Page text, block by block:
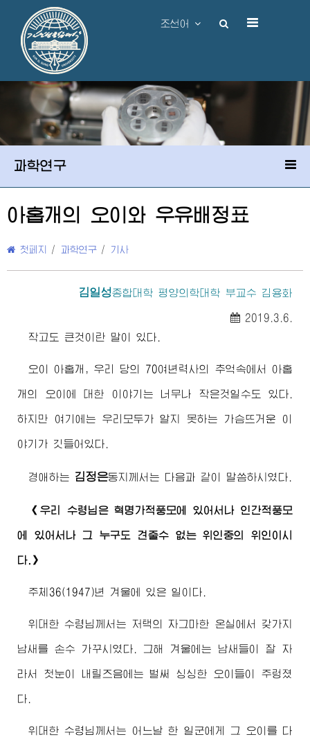
조선어
과학연구
아홉개의 오이와 우유배정표
첫페지 / 과학연구 / 기사
김일성종합대학 평양의학대학 부교수 김용화
2019.3.6.
작고도 큰것이란 말이 있다.
오이 아홉개, 우리 당의 70여년력사의 추억속에서 아홉
개의 오이에 대한 이야기는 너무나 작은것일수도 있다.
하지만 여기에는 우리모두가 알지 못하는 가슴뜨거운 이
야기가 깃들어있다.
경애하는 김정은동지 께서는 다음과 같이 말씀하시였다.
《우리 수령님 은 혁명가적풍모에 있어서나 인간적풍모
에 있어서나 그 누구도 견줄수 없는 위인중의 위인이시
다.》
주체36(1947)년 겨울에 있은 일이다.
위대한 수령님 께서는 저택의 자그마한 온실에서 갖가지
남새를 손수 가꾸시였다. 그해 겨울에는 남새들이 잘 자
라서 첫눈이 내릴즈음에는 벌써 싱싱한 오이들이 주렁졌
다.
위대한 수령님 께서는 어느날 한 일군에게 그 오이를 다